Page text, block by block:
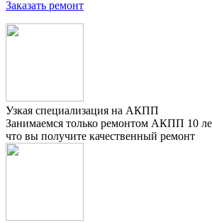
Заказать ремонт
Узкая специализация на АКПП
Занимаемся только ремонтом АКПП 10
что вы получите качественный ремонт